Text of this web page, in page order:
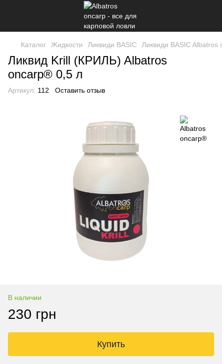
Каталог Жидкости Ликвиди BASIC Ликвиди BASIC Albatros
Ликвид Krill (КРИЛЬ) Albatros
oncarp® 0,5 л
Артикул: 112 Оставить отзыв
В наличии
230 грн
Купить